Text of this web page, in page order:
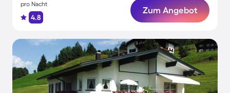
pro Nacht
4.8
Zum Angebot